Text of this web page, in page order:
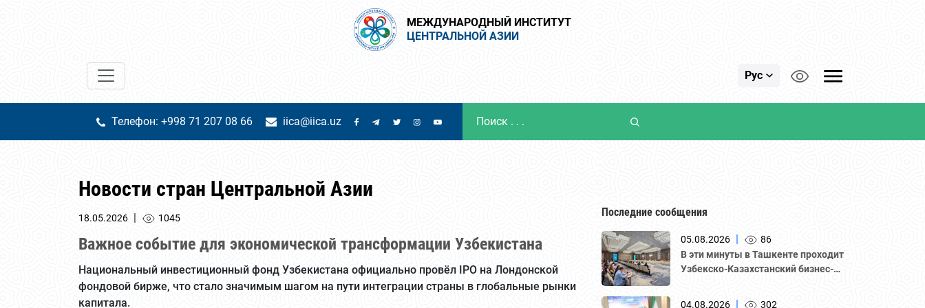
МЕЖДУНАРОДНЫЙ ИНСТИТУТ
ЦЕНТРАЛЬНОЙ АЗИИ
Рус
Телефон: +998 71 207 08 66 iica@iica.uz
Новости стран Центральной Азии
18.05.2026 | 1045
Важное событие для экономической трансформации Узбекистана
Национальный инвестиционный фонд Узбекистана официально провёл IPO на Лондонской
фондовой бирже, что стало значимым шагом на пути интеграции страны в глобальные рынки
капитала.
Последние сообщения
05.08.2026 |
86
В эти минуты в Ташкенте проходит
Узбекско-Казахстанский бизнес-
участием делегации во главе с
04.08.2026 | 302